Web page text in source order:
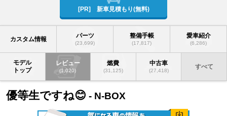
[PR] 新車見積もり(無料)
カスタム情報 パーツ
(23,699)
整備手帳
(17,817)
愛車紹介
(6,286)
モデル
トップ
レビュー
(1,020)
燃費
(31,125)
中古車
(27,418)
すべて
優等生ですね😊 - N-BOX